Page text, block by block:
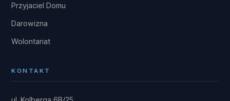
Przyjaciel Domu
Darowizna
Wolontariat
KONTAKT